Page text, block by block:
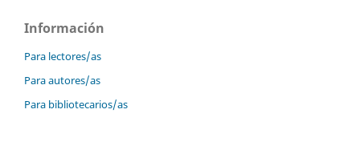
Información
Para lectores/as
Para autores/as
Para bibliotecarios/as